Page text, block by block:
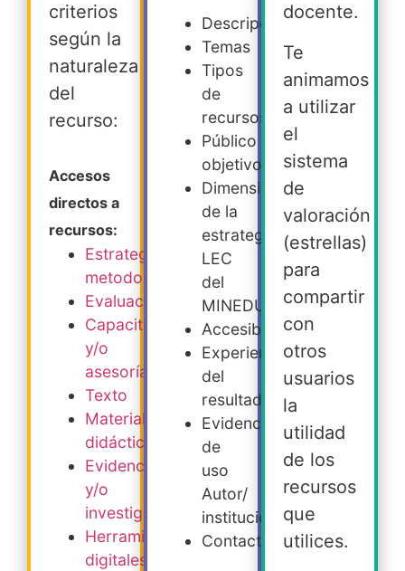
criterios
según la
naturaleza
del
recurso:
Accesos
directos a
recursos:
Estrategia
metodológica
Evaluación
Capacitación
y/o
asesoría
Texto
Material
didáctico
Evidencia
y/o
investigación
Herramientas
digitales
Descripción
Temas
Tipos
de
recursos
Público
objetivo
Dimensiones
de la
estrategia
LEC
del
MINEDUC
Accesibilidad
Experiencia
del
resultado
Evidencia
de
uso
Autor/
institución
Contacto
docente.
Te
animamos
a utilizar
el
sistema
de
valoración
(estrellas)
para
compartir
con
otros
usuarios
la
utilidad
de los
recursos
que
utilices.